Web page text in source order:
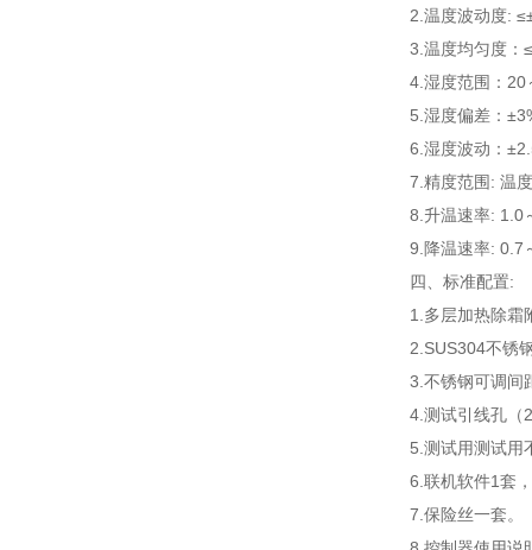
2.温度波动度:
3.温度均匀度：
4.湿度范围：20
5.湿度偏差：
6.湿度波动：
7.精度范围: 温
8.升温速率: 1.0
9.降温速率: 0.7
四、 标准配置:
1.多层加热除霜
2.SUS304不锈
3.不锈钢可调间
4.测试引线孔（
5.测试用测试用
6.联机软件1套
7.保险丝一套。